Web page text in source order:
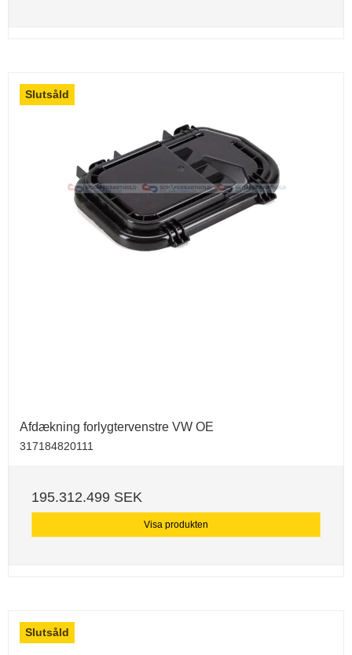
Slutsåld
Afdækning forlygtervenstre VW OE
317184820111
195.312.499 SEK
Visa produkten
Slutsåld